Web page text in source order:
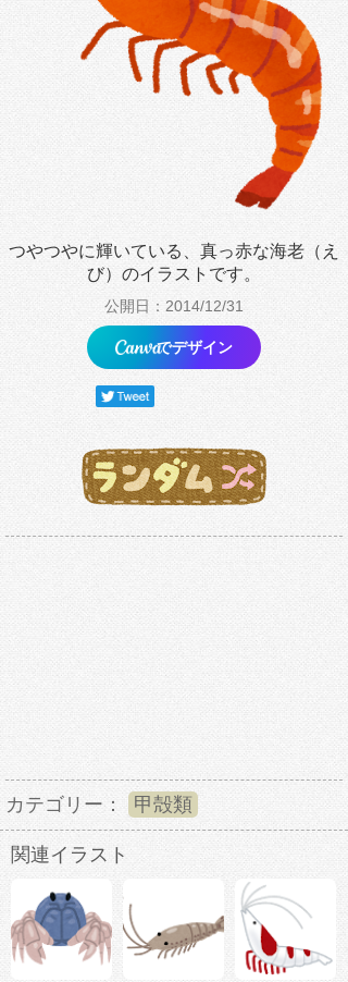
つやつやに輝いている、真っ赤な海老（え
び）のイラストです。
公開日：2014/12/31
でデザイン
カテゴリー： 甲殻類
関連イラスト